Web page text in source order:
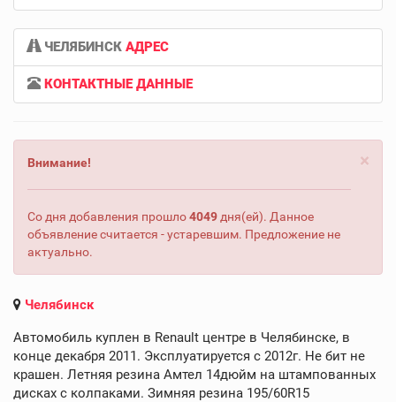
ЧЕЛЯБИНСК АДРЕС
КОНТАКТНЫЕ ДАННЫЕ
×
Внимание!
Со дня добавления прошло4049 дня(ей). Данное
объявление считается - устаревшим. Предложение не
актуально.
Челябинск
Автомобиль куплен в Renault центре в Челябинске, в
конце декабря 2011. Эксплуатируется с 2012г. Не бит не
крашен. Летняя резина Амтел 14дюйм на штампованных
дисках с колпаками. Зимняя резина 195/60R15